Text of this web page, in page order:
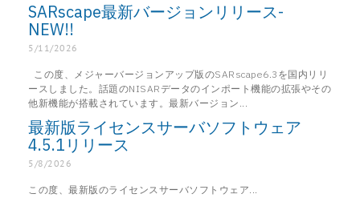
SARscape最新バージョンリリース-
NEW!!
5/11/2026
この度、メジャーバージョンアップ版のSARscape6.3を国内リリ
ースしました。話題のNISARデータのインポート機能の拡張やその
他新機能が搭載されています。最新バージョン...
最新版ライセンスサーバソフトウェア
4.5.1リリース
5/8/2026
この度、最新版のライセンスサーバソフトウェア...